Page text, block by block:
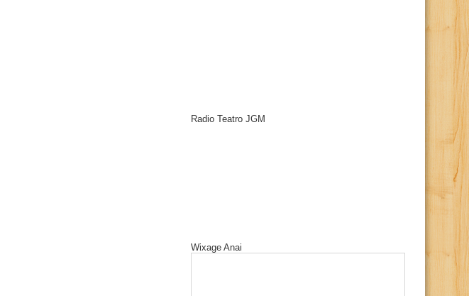
Radio Teatro JGM
Wixage Anai